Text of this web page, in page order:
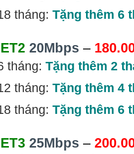
tháng: Tặng thêm 6
20Mbps –
tháng: Tặng thêm 2
tháng: Tặng thêm 4
tháng: Tặng thêm 6
25Mbps –